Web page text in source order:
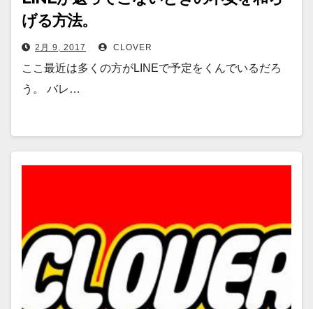
げる方法。
2月 9, 2017 CLOVER
ここ最近は多くの方がLINEで予定をくんでいるだろ
う。 バレ…